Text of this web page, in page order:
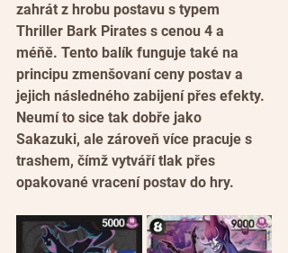
zahrát z hrobu postavu s typem
Thriller Bark Pirates s cenou 4 a
méňě. Tento balík funguje také na
principu zmenšovaní ceny postav a
jejich následného zabijení přes efekty.
Neumí to sice tak dobře jako
Sakazuki, ale zároveň více pracuje s
trashem, čímž vytváří tlak přes
opakované vracení postav do hry.